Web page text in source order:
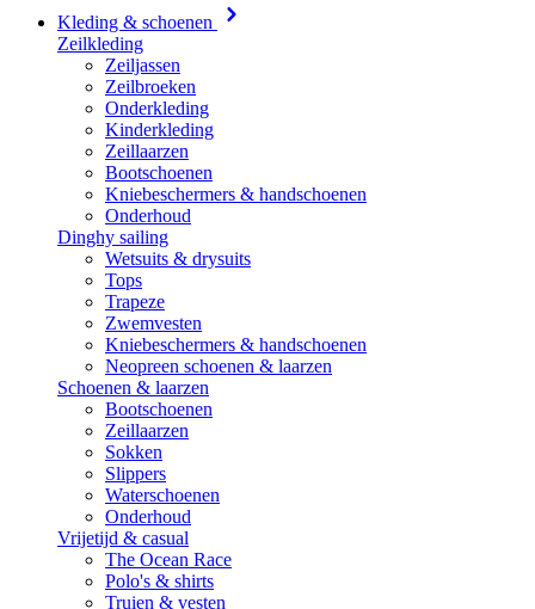
Kleding & schoenen
Zeilkleding
Zeiljassen
Zeilbroeken
Onderkleding
Kinderkleding
Zeillaarzen
Bootschoenen
Kniebeschermers & handschoenen
Onderhoud
Dinghy sailing
Wetsuits & drysuits
Tops
Trapeze
Zwemvesten
Kniebeschermers & handschoenen
Neopreen schoenen & laarzen
Schoenen & laarzen
Bootschoenen
Zeillaarzen
Sokken
Slippers
Waterschoenen
Onderhoud
Vrijetijd & casual
The Ocean Race
Polo's & shirts
Truien & vesten